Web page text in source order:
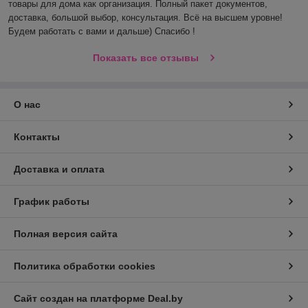
товары для дома как организация. Полный пакет документов,
доставка, большой выбор, консультация. Всё на высшем уровне!
Будем работать с вами и дальше) Спасибо !
Показать все отзывы
О нас
Контакты
Доставка и оплата
График работы
Полная версия сайта
Политика обработки cookies
Сайт создан на платформе Deal.by